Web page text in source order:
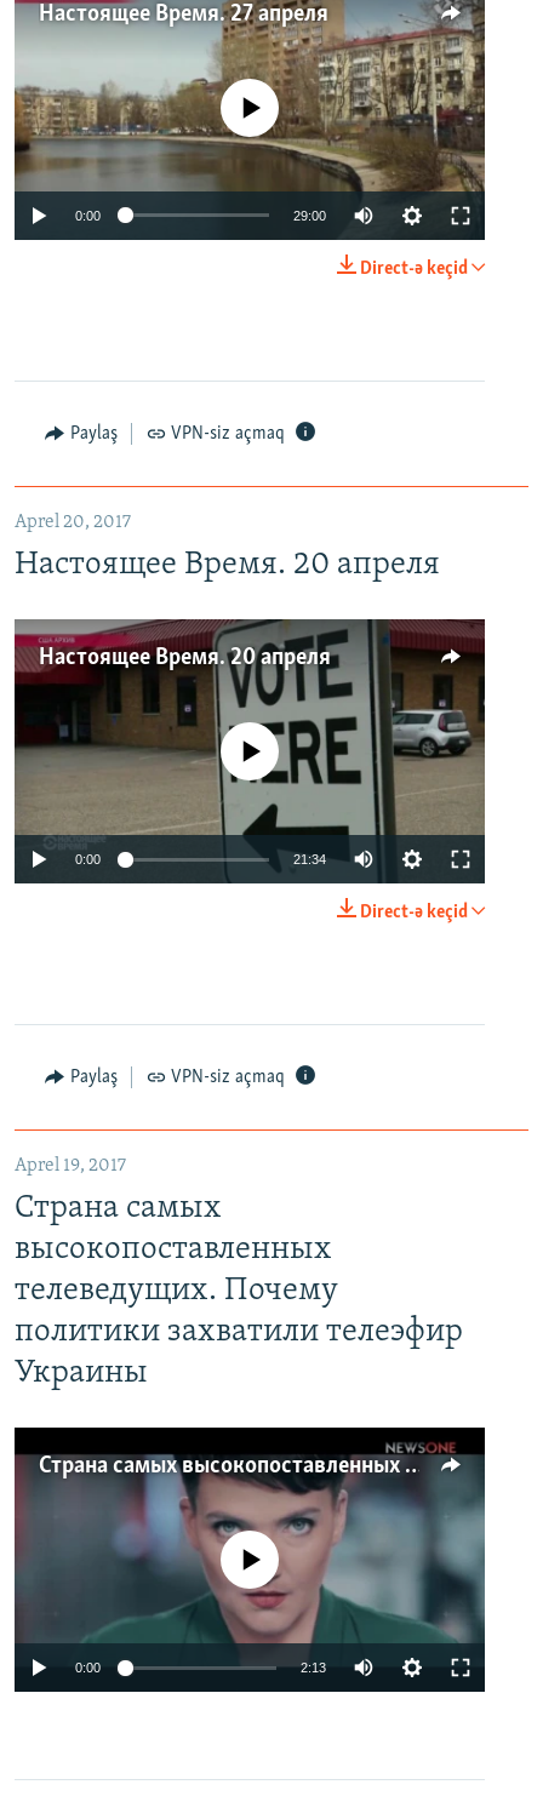
Настоящее Время. 27 апреля
No media source currently available
0:00 29:00
Direct-ə keçid
Paylaş VPN-siz açmaq
Aprel 20, 2017
Настоящее Время. 20 апреля
Настоящее Время. 20 апреля
No media source currently available
0:00 21:34
Direct-ə keçid
Paylaş VPN-siz açmaq
Aprel 19, 2017
Страна самых
высокопоставленных
телеведущих. Почему
политики захватили телеэфир
Украины
Страна самых высокопоставленных телеведущих. Почему политики захватили телеэфир Украины
No media source currently available
0:00 2:13